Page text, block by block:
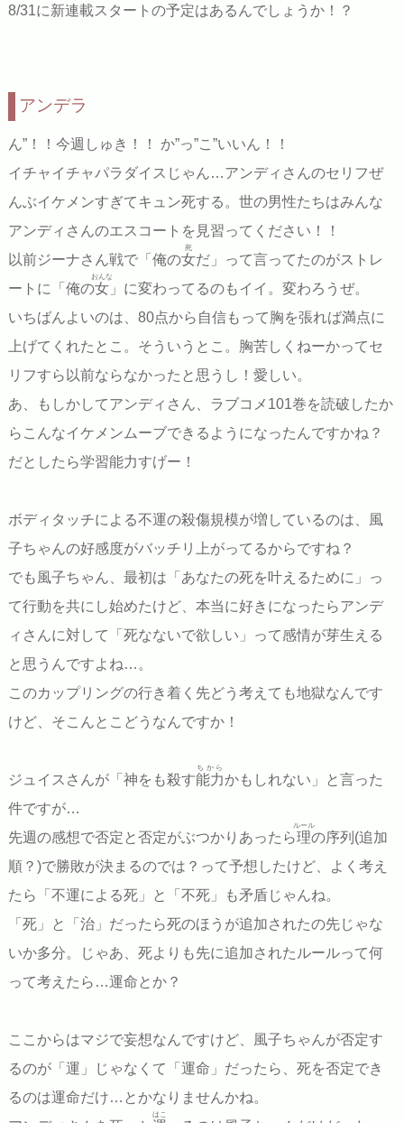
8/31に新連載スタートの予定はあるんでしょうか！？
アンデラ
ん”！！今週しゅき！！ か”っ”こ”いいん！！
イチャイチャパラダイスじゃん…アンディさんのセリフぜ
んぶイケメンすぎてキュン死する。世の男性たちはみんな
アンディさんのエスコートを見習ってください！！
以前ジーナさん戦で「俺の女
死
だ」って言ってたのがストレ
ートに「俺の女
おんな
」に変わってるのもイイ。変わろうぜ。
いちばんよいのは、80点から自信もって胸を張れば満点に
上げてくれたとこ。そういうとこ。胸苦しくねーかってセ
リフすら以前ならなかったと思うし！愛しい。
あ、もしかしてアンディさん、ラブコメ101巻を読破したか
らこんなイケメンムーブできるようになったんですかね？
だとしたら学習能力すげー！
ボディタッチによる不運の殺傷規模が増しているのは、風
子ちゃんの好感度がバッチリ上がってるからですね？
でも風子ちゃん、最初は「あなたの死を叶えるために」っ
て行動を共にし始めたけど、本当に好きになったらアンデ
ィさんに対して「死なないで欲しい」って感情が芽生える
と思うんですよね…。
このカップリングの行き着く先どう考えても地獄なんです
けど、そこんとこどうなんですか！
ジュイスさんが「神をも殺す能力
ちから
かもしれない」と言った
件ですが…
先週の感想で否定と否定がぶつかりあったら理
ルール
の序列(追加
順？)で勝敗が決まるのでは？って予想したけど、よく考え
たら「不運による死」と「不死」も矛盾じゃんね。
「死」と「治」だったら死のほうが追加されたの先じゃな
いか多分。じゃあ、死よりも先に追加されたルールって何
って考えたら…運命とか？
ここからはマジで妄想なんですけど、風子ちゃんが否定す
るのが「運」じゃなくて「運命」だったら、死を否定でき
るのは運命だけ…とかなりませんかね。
はこ